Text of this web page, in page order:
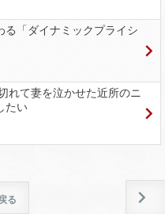
る「ダイナミックプライシ
れて妻を泣かせた近所のニ
たい
る